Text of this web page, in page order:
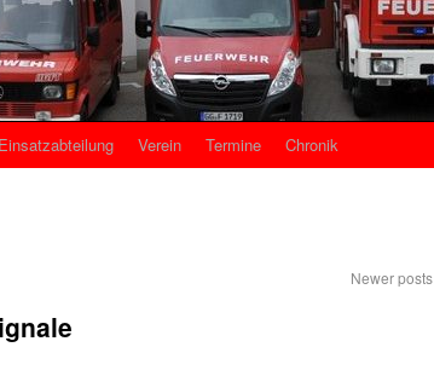
Einsatzabteilung Verein Termine Chronik
Newer posts